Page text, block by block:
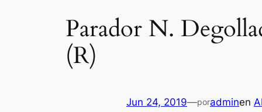
Parador N.
(R)
Jun 24, 2019—poradminen